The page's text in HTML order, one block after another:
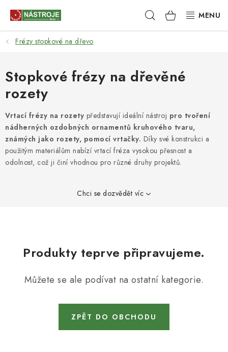
Hledat NÁKUPNÍ
KOŠÍK
NÁSTROJE
AKCE
BRUSIVO
ELEKTRONÁŘADÍ
LEPENÍ A SPOJOVÁNÍ
DÁRKOVÉ POUKAZY
STROJE DO DÍLNY
Frézy stopkové na dřevo
Stopkové frézy na dřevěné
rozety
Vrtací frézy na rozety představují ideální nástroj pro tvoření
nádherných ozdobných ornamentů kruhového tvaru,
známých jako rozety, pomocí vrtačky. Díky své konstrukci a
použitým materiálům nabízí vrtací fréza vysokou přesnost a
odolnost, což ji činí vhodnou pro různé druhy projektů.
Chci se dozvědět víc
Produkty teprve připravujeme.
Můžete se ale podívat na ostatní kategorie.
ZPĚT DO OBCHODU